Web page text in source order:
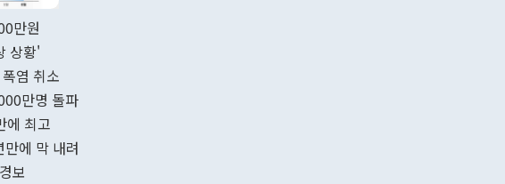
무너졌다고도 했다. 또 "현 시점에서 흘러간 선(先)비핵화만 되뇌는 것은
함께 4자 대화의 동력을 확보하기 위해 최선을 다할 것"이라고 말했다. 하
며 월간 기준 처음으로 1000억달러를 넘어섰다. 상품수입은 644억8000만
196.9% 급증했고 컴퓨터·주변기기(SSD)는 282.7% 증가했다. IT 품목
수출은 160.4% 늘었으며 비IT 품목도 ▲석유제품(47.5%) ▲화공품
만원
상황'
염 취소
만명 돌파
에 최고
에 막 내려
보